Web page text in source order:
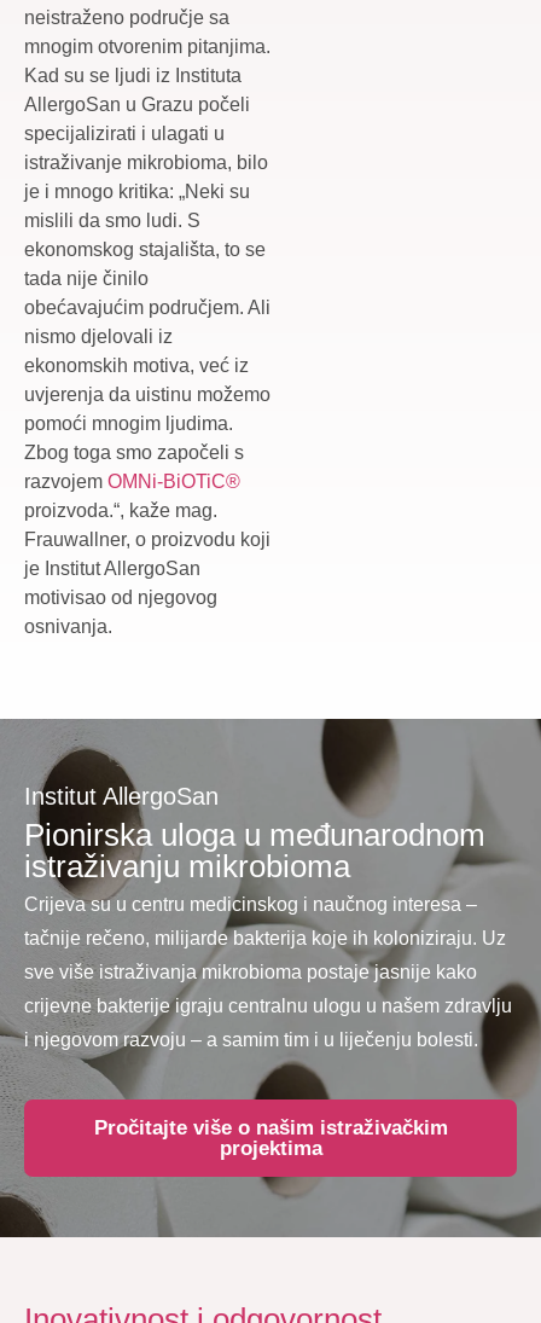
neistraženo područje sa
mnogim otvorenim pitanjima.
Kad su se ljudi iz Instituta
AllergoSan u Grazu počeli
specijalizirati i ulagati u
istraživanje mikrobioma, bilo
je i mnogo kritika: „Neki su
mislili da smo ludi. S
ekonomskog stajališta, to se
tada nije činilo
obećavajućim područjem. Ali
nismo djelovali iz
ekonomskih motiva, već iz
uvjerenja da uistinu možemo
pomoći mnogim ljudima.
Zbog toga smo započeli s
razvojem OMNi-BiOTiC®
proizvoda.“, kaže mag.
Frauwallner, o proizvodu koji
je Institut AllergoSan
motivisao od njegovog
osnivanja.
Institut AllergoSan
Pionirska uloga u međunarodnom
istraživanju mikrobioma
Crijeva su u centru medicinskog i naučnog interesa –
tačnije rečeno, milijarde bakterija koje ih koloniziraju. Uz
sve više istraživanja mikrobioma postaje jasnije kako
crijevne bakterije igraju centralnu ulogu u našem zdravlju
i njegovom razvoju – a samim tim i u liječenju bolesti.
Pročitajte više o našim istraživačkim
projektima